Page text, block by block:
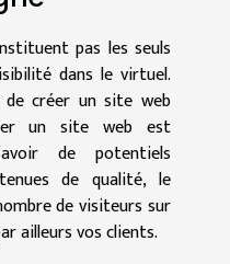
pas les seuls
dans le virtuel.
de créer un site web
un site web est
de potentiels
de qualité, le
de visiteurs sur
ailleurs vos clients.